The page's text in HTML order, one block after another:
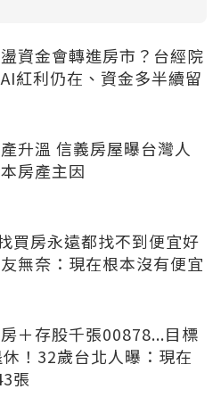
資金會轉進房市？台經院
紅利仍在、資金多半續留
升溫 信義房屋曝台灣人
房產主因
買房永遠都找不到便宜好
無奈：現在根本沒有便宜
＋存股千張00878...目標
！32歲台北人曝：現在
張